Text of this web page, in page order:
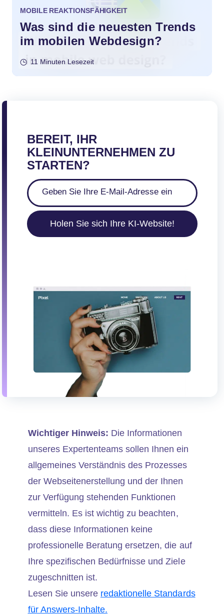
MOBILE REAKTIONSFÄHIGKEIT
Was sind die neuesten Trends
im mobilen Webdesign?
11 Minuten Lesezeit
BEREIT, IHR
KLEINUNTERNEHMEN ZU
STARTEN?
Holen Sie sich Ihre KI-Website!
Wichtiger Hinweis: Die Informationen
unseres Expertenteams sollen Ihnen ein
allgemeines Verständnis des Prozesses
der Webseitenerstellung und der Ihnen
zur Verfügung stehenden Funktionen
vermitteln. Es ist wichtig zu beachten,
dass diese Informationen keine
professionelle Beratung ersetzen, die auf
Ihre spezifischen Bedürfnisse und Ziele
zugeschnitten ist.
Lesen Sie unsere redaktionelle Standards
für Answers-Inhalte.